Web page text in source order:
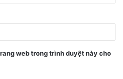
web trong trình duyệt này cho